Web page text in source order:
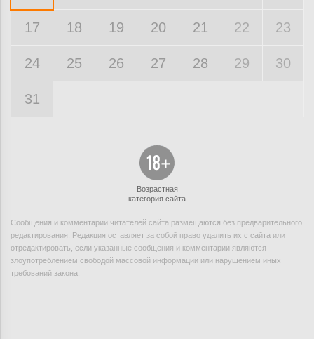
17 18 19 20 21 22 23
24 25 26 27 28 29 30
31
Возрастная
категория сайта
Сообщения и комментарии читателей сайта размещаются без предварительного
редактирования. Редакция оставляет за собой право удалить их с сайта или
отредактировать, если указанные сообщения и комментарии являются
злоупотреблением свободой массовой информации или нарушением иных
требований закона.